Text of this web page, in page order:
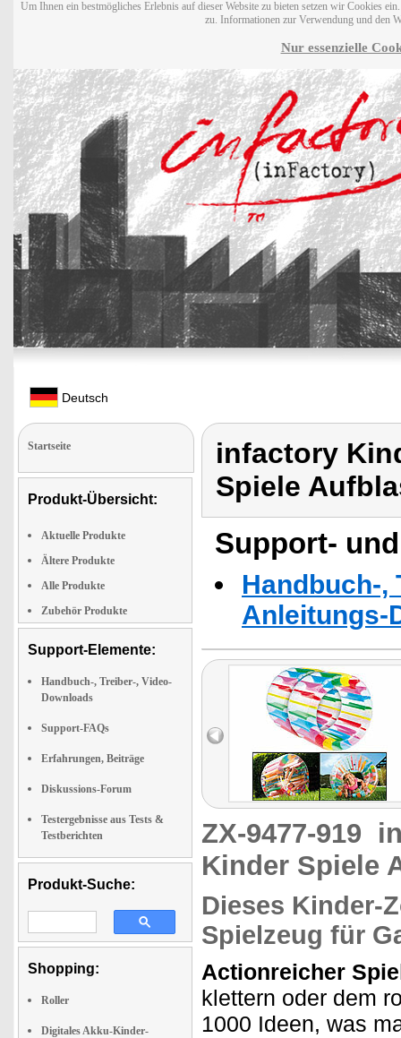
Um Ihnen ein bestmögliches Erlebnis auf dieser Website zu bieten setzen wir Cookies
zu. Informationen zur Verwendung und den
Nur essenzielle
Deutsch
Startseite
Produkt-Übersicht:
Aktuelle Produkte
Ältere Produkte
Alle Produkte
Zubehör Produkte
Support-Elemente:
Handbuch-, Treiber-, Video-
Downloads
Support-FAQs
Erfahrungen, Beiträge
Diskussions-Forum
Testergebnisse aus Tests &
Testberichten
Produkt-Suche:
Shopping:
Roller
Digitales Akku-Kinder-
infactory
Spiele
Support-
Handbuch-,
Anleitungs-
ZX-9477-919
Kinder Spiele
Dieses Kinder-
Spielzeug für
Actionreicher
klettern oder dem
1000 Ideen, was